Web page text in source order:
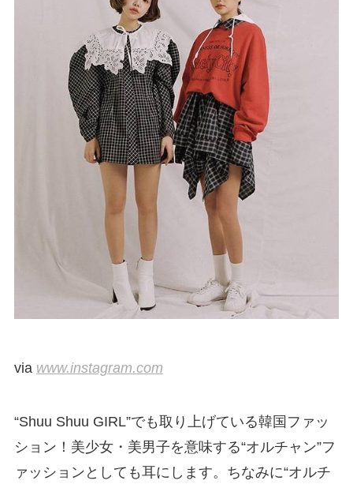
via www.instagram.com
“Shuu Shuu GIRL”でも取り上げている韓国ファッ
ション！美少女・美男子を意味する“オルチャン”フ
ァッションとしても耳にします。ちなみに“オルチ